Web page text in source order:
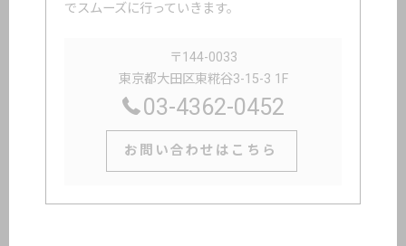
でスムーズに行っていきます。
〒144-0033
東京都大田区東糀谷3-15-3 1F
03-4362-0452
お問い合わせはこちら